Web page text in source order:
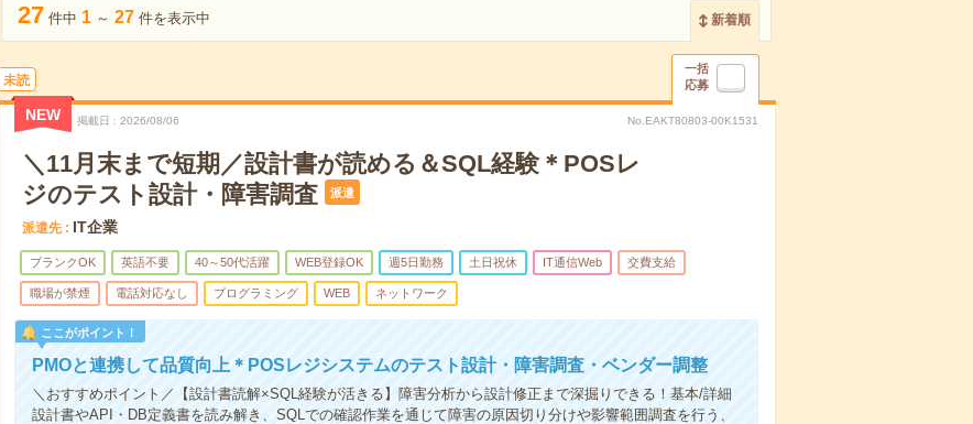
27 件中 1 ～ 27 件を表示中 新着順
未読
一括
応募
NEW 掲載日 2026/08/06 No.EAKT80803-00K1531
＼11月末まで短期／設計書が読める＆SQL経験＊POSレ
ジのテスト設計・障害調査
派遣
派遣先 IT企業
ブランクOK 英語不要 40～50代活躍 WEB登録OK 週5日勤務 土日祝休 IT通信Web 交費支給
職場が禁煙 電話対応なし プログラミング WEB ネットワーク
ここがポイント！
PMOと連携して品質向上＊POSレジシステムのテスト設計・障害調査・ベンダー調整
＼おすすめポイント／【設計書読解×SQL経験が活きる】障害分析から設計修正まで深掘りできる！基本/詳細
設計書やAPI・DB定義書を読み解き、SQLでの確認作業を通じて障害の原因切り分けや影響範囲調査を行う、